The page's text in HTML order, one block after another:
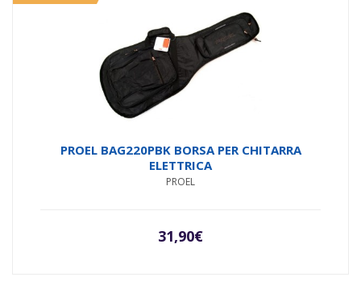
PROEL BAG220PBK BORSA PER CHITARRA
ELETTRICA
PROEL
31,90€